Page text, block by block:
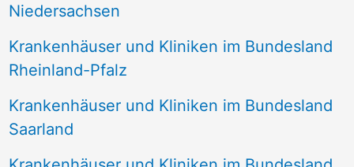
Niedersachsen
Krankenhäuser und Kliniken im Bundesland
Rheinland-Pfalz
Krankenhäuser und Kliniken im Bundesland
Saarland